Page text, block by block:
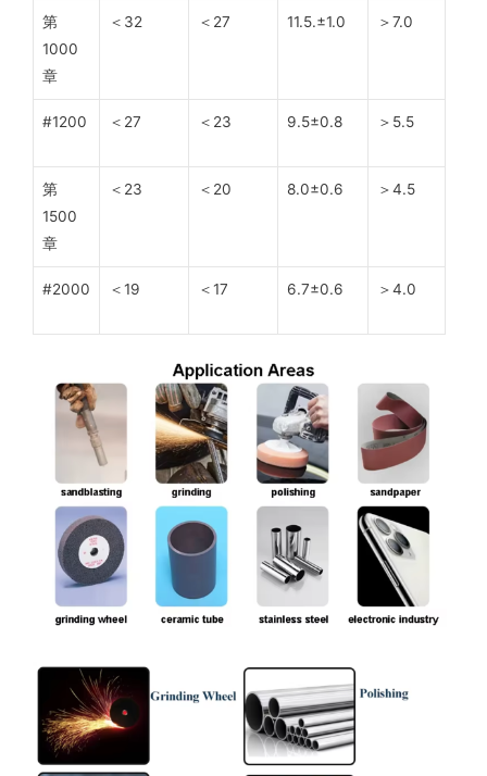
第
1000
章
＜32 ＜27 11.5.±1.0 ＞7.0
#1200 ＜27 ＜23 9.5±0.8 ＞5.5
第
1500
章
＜23 ＜20 8.0±0.6 ＞4.5
#2000 ＜19 ＜17 6.7±0.6 ＞4.0